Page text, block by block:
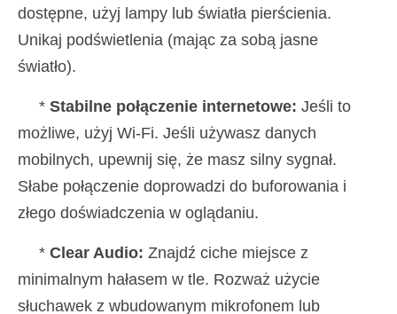
dostępne, użyj lampy lub światła pierścienia.
Unikaj podświetlenia (mając za sobą jasne
światło).
* Stabilne połączenie internetowe: Jeśli to
możliwe, użyj Wi-Fi. Jeśli używasz danych
mobilnych, upewnij się, że masz silny sygnał.
Słabe połączenie doprowadzi do buforowania i
złego doświadczenia w oglądaniu.
* Clear Audio: Znajdź ciche miejsce z
minimalnym hałasem w tle. Rozważ użycie
słuchawek z wbudowanym mikrofonem lub